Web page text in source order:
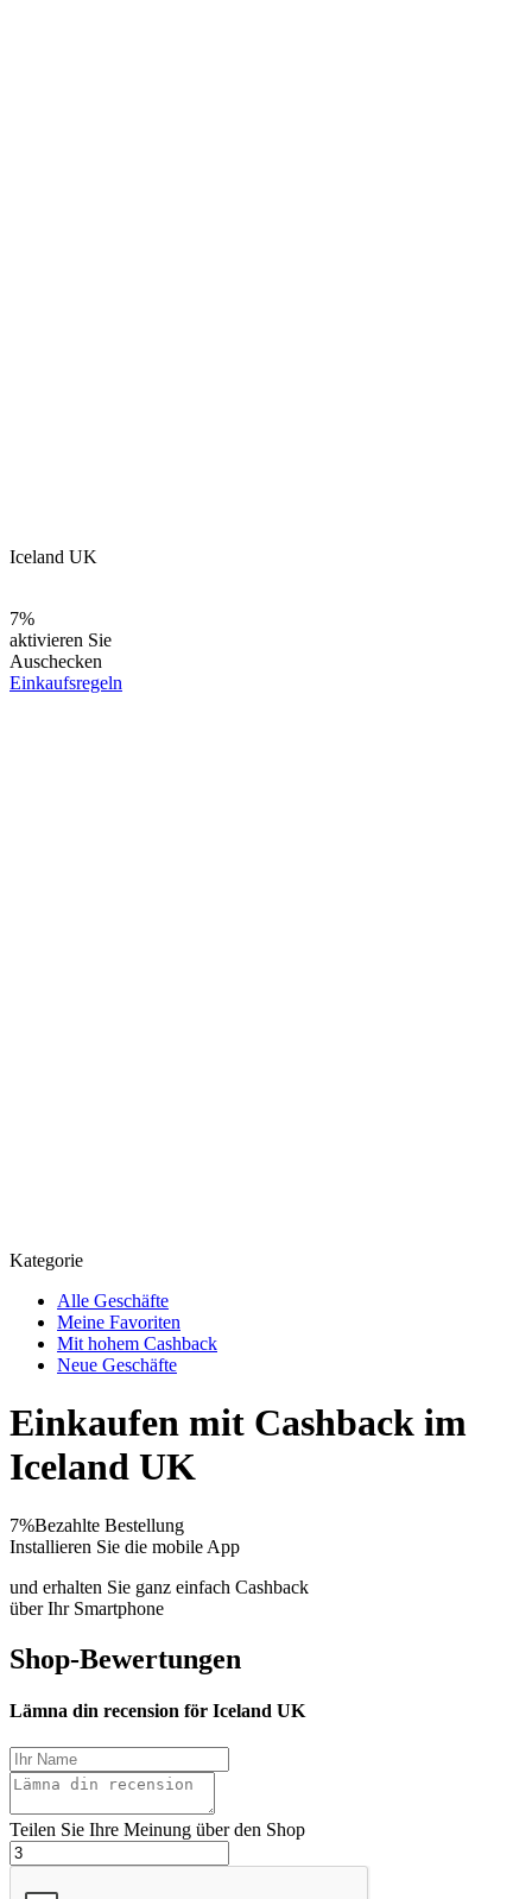
Iceland UK
7%
aktivieren Sie
Auschecken
Einkaufsregeln
Kategorie
Alle Geschäfte
Meine Favoriten
Mit hohem Cashback
Neue Geschäfte
Einkaufen mit Cashback im
Iceland UK
7%Bezahlte Bestellung
Installieren Sie die mobile App
und erhalten Sie ganz einfach Cashback
über Ihr Smartphone
Shop-Bewertungen
Lämna din recension för Iceland UK
Teilen Sie Ihre Meinung über den Shop